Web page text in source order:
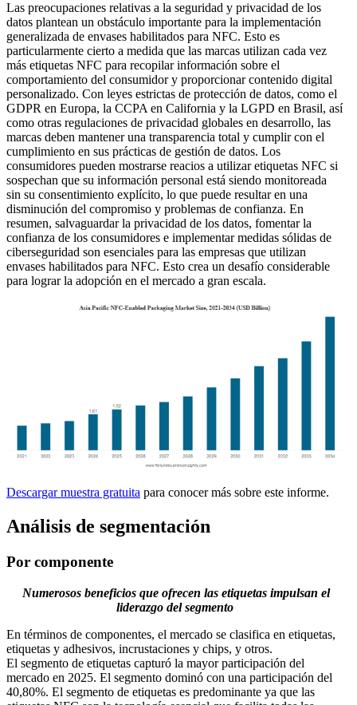
Las preocupaciones relativas a la seguridad y privacidad de los
datos plantean un obstáculo importante para la implementación
generalizada de envases habilitados para NFC. Esto es
particularmente cierto a medida que las marcas utilizan cada vez
más etiquetas NFC para recopilar información sobre el
comportamiento del consumidor y proporcionar contenido digital
personalizado. Con leyes estrictas de protección de datos, como el
GDPR en Europa, la CCPA en California y la LGPD en Brasil, así
como otras regulaciones de privacidad globales en desarrollo, las
marcas deben mantener una transparencia total y cumplir con el
cumplimiento en sus prácticas de gestión de datos. Los
consumidores pueden mostrarse reacios a utilizar etiquetas NFC si
sospechan que su información personal está siendo monitoreada
sin su consentimiento explícito, lo que puede resultar en una
disminución del compromiso y problemas de confianza. En
resumen, salvaguardar la privacidad de los datos, fomentar la
confianza de los consumidores e implementar medidas sólidas de
ciberseguridad son esenciales para las empresas que utilizan
envases habilitados para NFC. Esto crea un desafío considerable
para lograr la adopción en el mercado a gran escala.
Descargar muestra gratuita para conocer más sobre este informe.
Análisis de segmentación
Por componente
Numerosos beneficios que ofrecen las etiquetas impulsan el
liderazgo del segmento
En términos de componentes, el mercado se clasifica en etiquetas,
etiquetas y adhesivos, incrustaciones y chips, y otros.
El segmento de etiquetas capturó la mayor participación del
mercado en 2025. El segmento dominó con una participación del
40,80%. El segmento de etiquetas es predominante ya que las